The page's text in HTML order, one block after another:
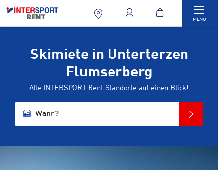
MENU
Skimiete in Unterterzen
Flumserberg
Alle INTERSPORT Rent Standorte auf einen Blick!
Wann?